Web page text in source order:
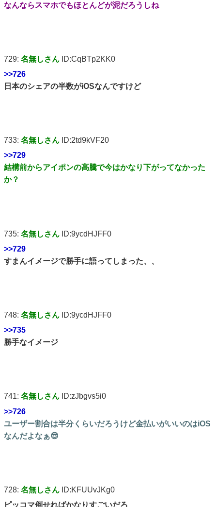
なんならスマホでもほとんどが泥だろうしね
729: 名無しさん ID:CqBTp2KK0
>>726
日本のシェアの半数がiOSなんですけど
733: 名無しさん ID:2td9kVF20
>>729
結構前からアイポンの高騰で今はかなり下がってなかった
か？
735: 名無しさん ID:9ycdHJFF0
>>729
すまんイメージで勝手に語ってしまった、、
748: 名無しさん ID:9ycdHJFF0
>>735
勝手なイメージ
741: 名無しさん ID:zJbgvs5i0
>>726
ユーザー割合は半分くらいだろうけど金払いがいいのはiOS
なんだよなぁ😎
728: 名無しさん ID:KFUUvJKg0
ピッコマ倒せればかなりすごいだろ